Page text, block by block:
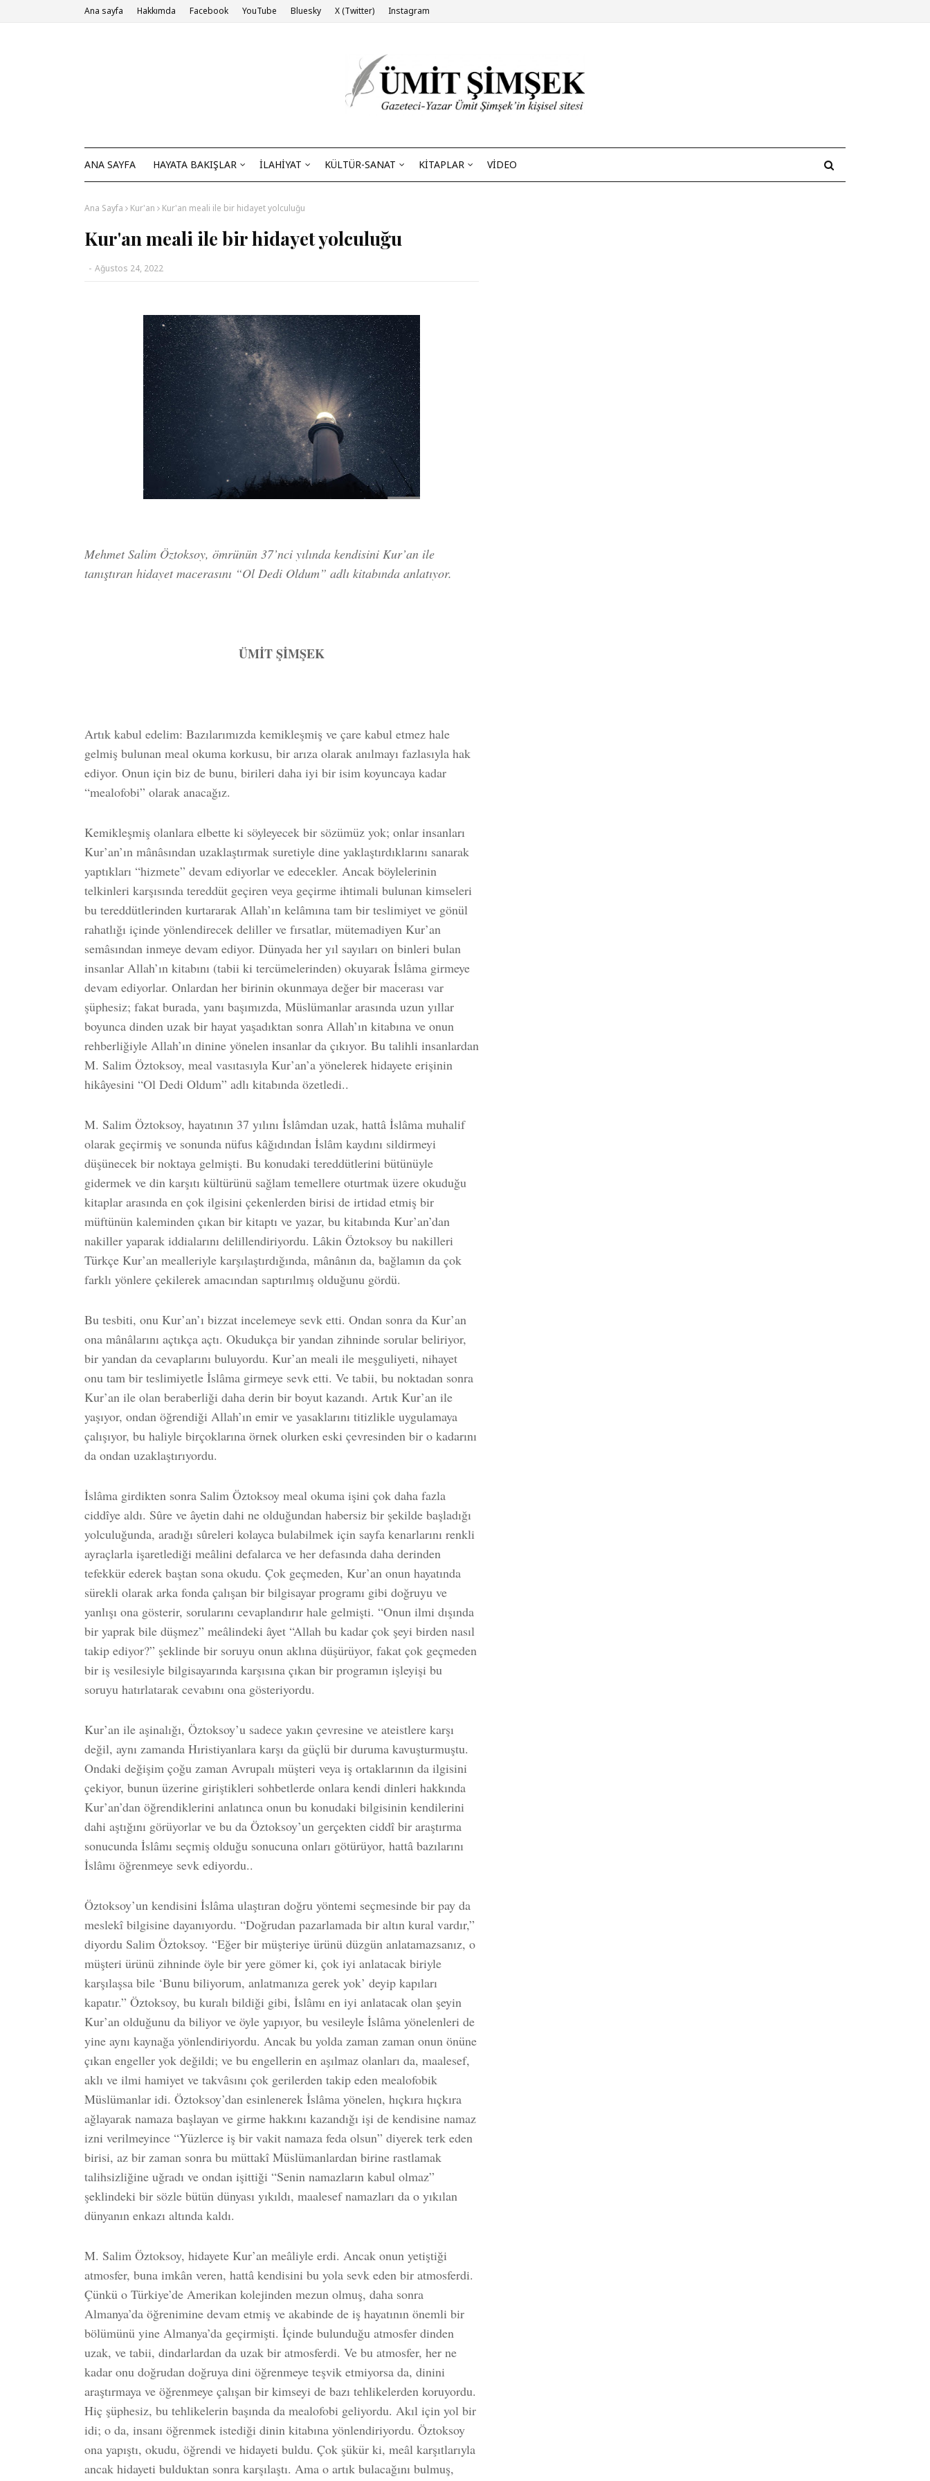
Ana sayfa Hakkımda Facebook YouTube Bluesky X (Twitter) Instagram
ANA SAYFA HAYATA BAKIŞLAR İLAHİYAT KÜLTÜR-SANAT KİTAPLAR VİDEO
Ana Sayfa Kur'an Kur'an meali ile bir hidayet yolculuğu
Kur'an meali ile bir hidayet yolculuğu
- Ağustos 24, 2022
Mehmet Salim Öztoksoy, ömrünün 37’nci yılında kendisini Kur’an ile
tanıştıran hidayet macerasını “Ol Dedi Oldum” adlı kitabında anlatıyor.
ÜMİT ŞİMŞEK
Artık kabul edelim: Bazılarımızda kemikleşmiş ve çare kabul etmez hale
gelmiş bulunan meal okuma korkusu, bir arıza olarak anılmayı fazlasıyla hak
ediyor. Onun için biz de bunu, birileri daha iyi bir isim koyuncaya kadar
“mealofobi” olarak anacağız.
Kemikleşmiş olanlara elbette ki söyleyecek bir sözümüz yok; onlar insanları
Kur’an’ın mânâsından uzaklaştırmak suretiyle dine yaklaştırdıklarını sanarak
yaptıkları “hizmete” devam ediyorlar ve edecekler. Ancak böylelerinin
telkinleri karşısında tereddüt geçiren veya geçirme ihtimali bulunan kimseleri
bu tereddütlerinden kurtararak Allah’ın kelâmına tam bir teslimiyet ve gönül
rahatlığı içinde yönlendirecek deliller ve fırsatlar, mütemadiyen Kur’an
semâsından inmeye devam ediyor. Dünyada her yıl sayıları on binleri bulan
insanlar Allah’ın kitabını (tabii ki tercümelerinden) okuyarak İslâma girmeye
devam ediyorlar. Onlardan her birinin okunmaya değer bir macerası var
şüphesiz; fakat burada, yanı başımızda, Müslümanlar arasında uzun yıllar
boyunca dinden uzak bir hayat yaşadıktan sonra Allah’ın kitabına ve onun
rehberliğiyle Allah’ın dinine yönelen insanlar da çıkıyor. Bu talihli insanlardan
M. Salim Öztoksoy, meal vasıtasıyla Kur’an’a yönelerek hidayete erişinin
hikâyesini “Ol Dedi Oldum” adlı kitabında özetledi..
M. Salim Öztoksoy, hayatının 37 yılını İslâmdan uzak, hattâ İslâma muhalif
olarak geçirmiş ve sonunda nüfus kâğıdından İslâm kaydını sildirmeyi
düşünecek bir noktaya gelmişti. Bu konudaki tereddütlerini bütünüyle
gidermek ve din karşıtı kültürünü sağlam temellere oturtmak üzere okuduğu
kitaplar arasında en çok ilgisini çekenlerden birisi de irtidad etmiş bir
müftünün kaleminden çıkan bir kitaptı ve yazar, bu kitabında Kur’an’dan
nakiller yaparak iddialarını delillendiriyordu. Lâkin Öztoksoy bu nakilleri
Türkçe Kur’an mealleriyle karşılaştırdığında, mânânın da, bağlamın da çok
farklı yönlere çekilerek amacından saptırılmış olduğunu gördü.
Bu tesbiti, onu Kur’an’ı bizzat incelemeye sevk etti. Ondan sonra da Kur’an
ona mânâlarını açtıkça açtı. Okudukça bir yandan zihninde sorular beliriyor,
bir yandan da cevaplarını buluyordu. Kur’an meali ile meşguliyeti, nihayet
onu tam bir teslimiyetle İslâma girmeye sevk etti. Ve tabii, bu noktadan sonra
Kur’an ile olan beraberliği daha derin bir boyut kazandı. Artık Kur’an ile
yaşıyor, ondan öğrendiği Allah’ın emir ve yasaklarını titizlikle uygulamaya
çalışıyor, bu haliyle birçoklarına örnek olurken eski çevresinden bir o kadarını
da ondan uzaklaştırıyordu.
İslâma girdikten sonra Salim Öztoksoy meal okuma işini çok daha fazla
ciddîye aldı. Sûre ve âyetin dahi ne olduğundan habersiz bir şekilde başladığı
yolculuğunda, aradığı sûreleri kolayca bulabilmek için sayfa kenarlarını renkli
ayraçlarla işaretlediği meâlini defalarca ve her defasında daha derinden
tefekkür ederek baştan sona okudu. Çok geçmeden, Kur’an onun hayatında
sürekli olarak arka fonda çalışan bir bilgisayar programı gibi doğruyu ve
yanlışı ona gösterir, sorularını cevaplandırır hale gelmişti. “Onun ilmi dışında
bir yaprak bile düşmez” meâlindeki âyet “Allah bu kadar çok şeyi birden nasıl
takip ediyor?” şeklinde bir soruyu onun aklına düşürüyor, fakat çok geçmeden
bir iş vesilesiyle bilgisayarında karşısına çıkan bir programın işleyişi bu
soruyu hatırlatarak cevabını ona gösteriyordu.
Kur’an ile aşinalığı, Öztoksoy’u sadece yakın çevresine ve ateistlere karşı
değil, aynı zamanda Hıristiyanlara karşı da güçlü bir duruma kavuşturmuştu.
Ondaki değişim çoğu zaman Avrupalı müşteri veya iş ortaklarının da ilgisini
çekiyor, bunun üzerine giriştikleri sohbetlerde onlara kendi dinleri hakkında
Kur’an’dan öğrendiklerini anlatınca onun bu konudaki bilgisinin kendilerini
dahi aştığını görüyorlar ve bu da Öztoksoy’un gerçekten ciddî bir araştırma
sonucunda İslâmı seçmiş olduğu sonucuna onları götürüyor, hattâ bazılarını
İslâmı öğrenmeye sevk ediyordu..
Öztoksoy’un kendisini İslâma ulaştıran doğru yöntemi seçmesinde bir pay da
meslekî bilgisine dayanıyordu. “Doğrudan pazarlamada bir altın kural vardır,”
diyordu Salim Öztoksoy. “Eğer bir müşteriye ürünü düzgün anlatamazsanız, o
müşteri ürünü zihninde öyle bir yere gömer ki, çok iyi anlatacak biriyle
karşılaşsa bile ‘Bunu biliyorum, anlatmanıza gerek yok’ deyip kapıları
kapatır.” Öztoksoy, bu kuralı bildiği gibi, İslâmı en iyi anlatacak olan şeyin
Kur’an olduğunu da biliyor ve öyle yapıyor, bu vesileyle İslâma yönelenleri de
yine aynı kaynağa yönlendiriyordu. Ancak bu yolda zaman zaman onun önüne
çıkan engeller yok değildi; ve bu engellerin en aşılmaz olanları da, maalesef,
aklı ve ilmi hamiyet ve takvâsını çok gerilerden takip eden mealofobik
Müslümanlar idi. Öztoksoy’dan esinlenerek İslâma yönelen, hıçkıra hıçkıra
ağlayarak namaza başlayan ve girme hakkını kazandığı işi de kendisine namaz
izni verilmeyince “Yüzlerce iş bir vakit namaza feda olsun” diyerek terk eden
birisi, az bir zaman sonra bu müttakî Müslümanlardan birine rastlamak
talihsizliğine uğradı ve ondan işittiği “Senin namazların kabul olmaz”
şeklindeki bir sözle bütün dünyası yıkıldı, maalesef namazları da o yıkılan
dünyanın enkazı altında kaldı.
M. Salim Öztoksoy, hidayete Kur’an meâliyle erdi. Ancak onun yetiştiği
atmosfer, buna imkân veren, hattâ kendisini bu yola sevk eden bir atmosferdi.
Çünkü o Türkiye’de Amerikan kolejinden mezun olmuş, daha sonra
Almanya’da öğrenimine devam etmiş ve akabinde de iş hayatının önemli bir
bölümünü yine Almanya’da geçirmişti. İçinde bulunduğu atmosfer dinden
uzak, ve tabii, dindarlardan da uzak bir atmosferdi. Ve bu atmosfer, her ne
kadar onu doğrudan doğruya dini öğrenmeye teşvik etmiyorsa da, dinini
araştırmaya ve öğrenmeye çalışan bir kimseyi de bazı tehlikelerden koruyordu.
Hiç şüphesiz, bu tehlikelerin başında da mealofobi geliyordu. Akıl için yol bir
idi; o da, insanı öğrenmek istediği dinin kitabına yönlendiriyordu. Öztoksoy
ona yapıştı, okudu, öğrendi ve hidayeti buldu. Çok şükür ki, meâl karşıtlarıyla
ancak hidayeti bulduktan sonra karşılaştı. Ama o artık bulacağını bulmuş,